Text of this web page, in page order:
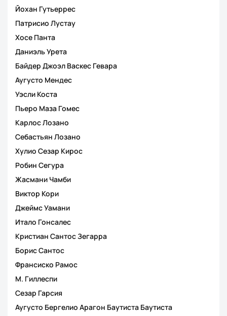
Йохан Гутьеррес
Патрисио Лустау
Хосе Панта
Даниэль Урета
Байдер Джоэл Васкес Гевара
Аугусто Мендес
Уэсли Коста
Пьеро Маза Гомес
Карлос Лозано
Себастьян Лозано
Хулио Сезар Кирос
Робин Сегура
Жасмани Чамби
Виктор Кори
Джеймс Уамани
Итало Гонсалес
Кристиан Сантос Зегарра
Борис Сантос
Франсиско Рамос
М. Гиллеспи
Сезар Гарсия
Аугусто Бергелио Арагон Баутиста Баутиста